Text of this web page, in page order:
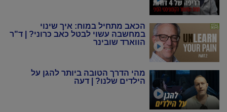
הכאב מתחיל במוח: איך שינוי
במחשבה עשוי לבטל כאב כרוני? | ד"ר
הווארד שובינר
מהי הדרך הטובה ביותר להגן על
הילדים שלנו? | דעה